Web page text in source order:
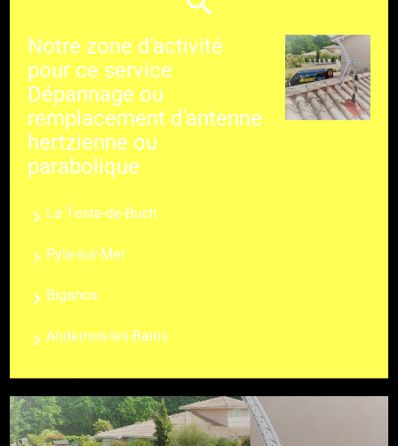
Notre zone d'activité
pour ce service
Dépannage ou
remplacement d'antenne
hertzienne ou
parabolique
La Teste-de-Buch
Pyla-sur-Mer
Biganos
Andernos-les-Bains